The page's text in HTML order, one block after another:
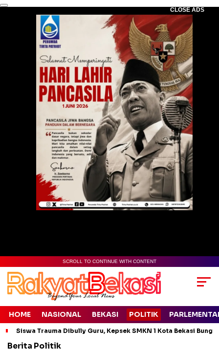
CLOSE ADS
SCROLL TO CONTINUE WITH CONTENT
HOME NASIONAL BEKASI POLITIK
Siswa Trauma Dibully Guru, Kepsek SMKN 1 Kota Bekasi
Berita Politik